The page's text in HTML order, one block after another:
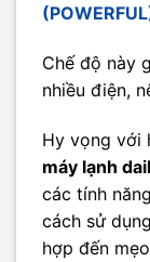
Chế độ này
nhiều điện,
Hy vọng với
máy lạnh
các tính
cách sử
hợp đến